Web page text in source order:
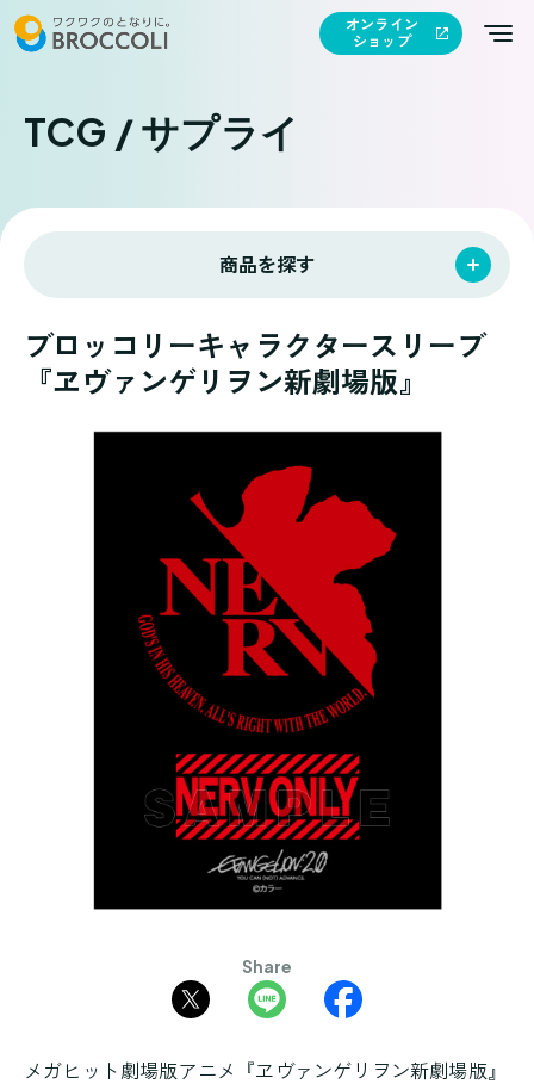
オンライン
ショップ
TCG / サプライ
商品を探す
ブロッコリーキャラクタースリーブ
『ヱヴァンゲリヲン新劇場版』
Share
メガヒット劇場版アニメ『ヱヴァンゲリヲン新劇場版』